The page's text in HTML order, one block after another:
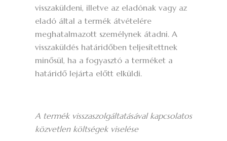
visszaküldeni, illetve az eladónak vagy az
eladó által a termék átvételére
meghatalmazott személynek átadni. A
visszaküldés határidőben teljesítettnek
minősül, ha a fogyasztó a terméket a
határidő lejárta előtt elküldi.
A termék visszaszolgáltatásával kapcsolatos
közvetlen költségek viselése